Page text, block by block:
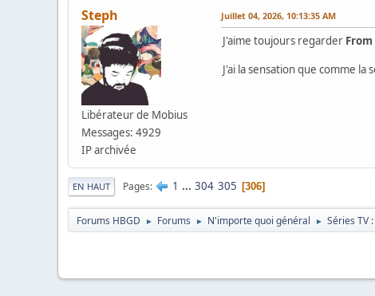
Steph
Libérateur de Mobius
Messages: 4929
IP archivée
Juillet 04, 2026, 10:13:35 AM
J'aime toujours regarder From
J'ai la sensation que comme
EN HAUT Pages 1 ... 304 305 306
Forums HBGD ► Forums ► N'importe quoi général ► Séries TV